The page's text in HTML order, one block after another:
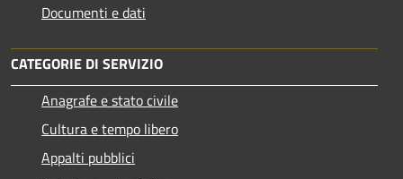
Documenti e dati
CATEGORIE DI SERVIZIO
Anagrafe e stato civile
Cultura e tempo libero
Appalti pubblici